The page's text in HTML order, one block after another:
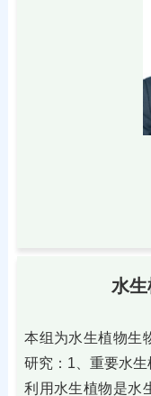
水生
本组为水生植物生
研究：1、重要水
利用水生植物是水